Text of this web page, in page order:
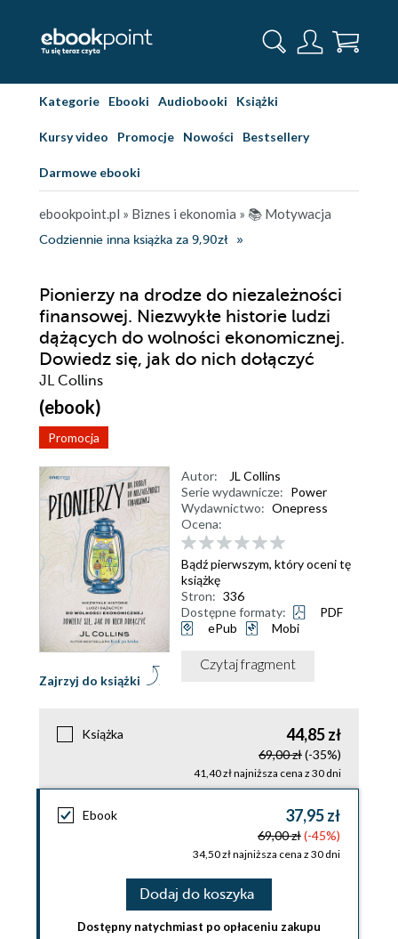
Kategorie Ebooki Audiobooki Książki
Kursy video Promocje Nowości Bestsellery
Darmowe ebooki
ebookpoint.pl » Biznes i ekonomia » 📚 Motywacja
Codziennie inna książka za 9,90zł
Pionierzy na drodze do niezależności
finansowej. Niezwykłe historie ludzi
dążących do wolności ekonomicznej.
Dowiedz się, jak do nich dołączyć
JL Collins
(ebook)
Promocja
Zajrzyj do książki
Autor:
JL Collins
Serie wydawnicze: Power
Wydawnictwo: Onepress
Ocena:
Bądź pierwszym, który oceni tę
książkę
Stron: 336
Dostępne formaty:
PDF
ePub
Mobi
Czytaj fragment
Książka 44,85 zł
69,00 zł(-35%)
41,40 zł najniższa cena z 30 dni
Ebook 37,95 zł
69,00 zł(-45%)
34,50 zł najniższa cena z 30 dni
Dodaj do koszyka
Dostępny natychmiast po opłaceniu zakupu